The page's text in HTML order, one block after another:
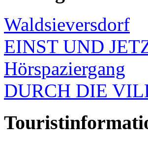
Waldsieversdorf
EINST UND
Hörspaziergang
DURCH DIE